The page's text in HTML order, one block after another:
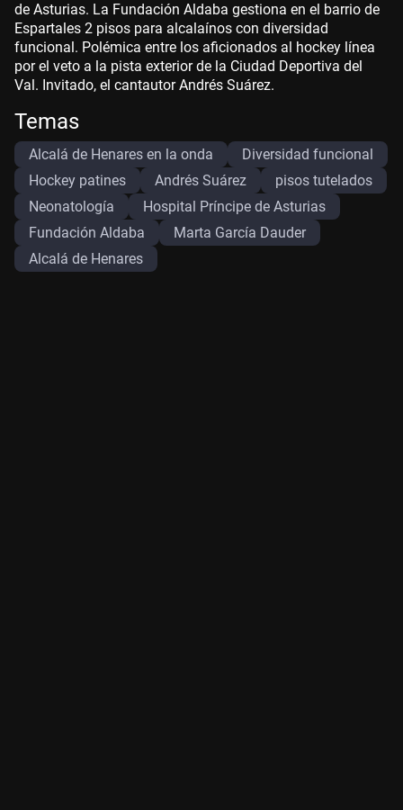
de Asturias. La Fundación Aldaba gestiona en el barrio de
Espartales 2 pisos para alcalaínos con diversidad
funcional. Polémica entre los aficionados al hockey línea
por el veto a la pista exterior de la Ciudad Deportiva del
Val. Invitado, el cantautor Andrés Suárez.
Temas
Alcalá de Henares en la onda
Diversidad funcional
Hockey patines
Andrés Suárez
pisos tutelados
Neonatología
Hospital Príncipe de Asturias
Fundación Aldaba
Marta García Dauder
Alcalá de Henares